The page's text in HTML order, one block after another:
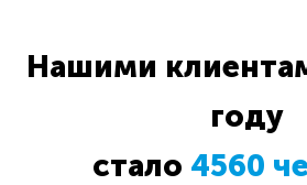
Нашими
году
стало 4560